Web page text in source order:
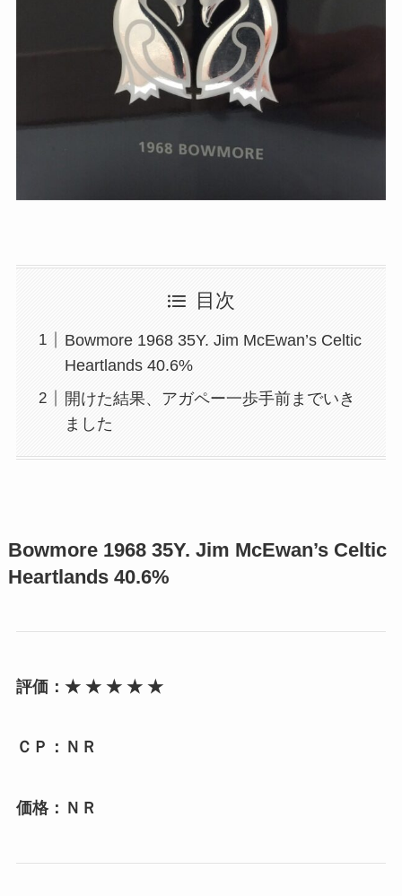
目次
Bowmore 1968 35Y. Jim McEwan’s Celtic
Heartlands 40.6%
開けた結果、アガペー一歩手前までいき
ました
Bowmore 1968 35Y. Jim McEwan’s Celtic
Heartlands 40.6%
評価：★ ★ ★ ★ ★
ＣＰ：ＮＲ
価格：ＮＲ